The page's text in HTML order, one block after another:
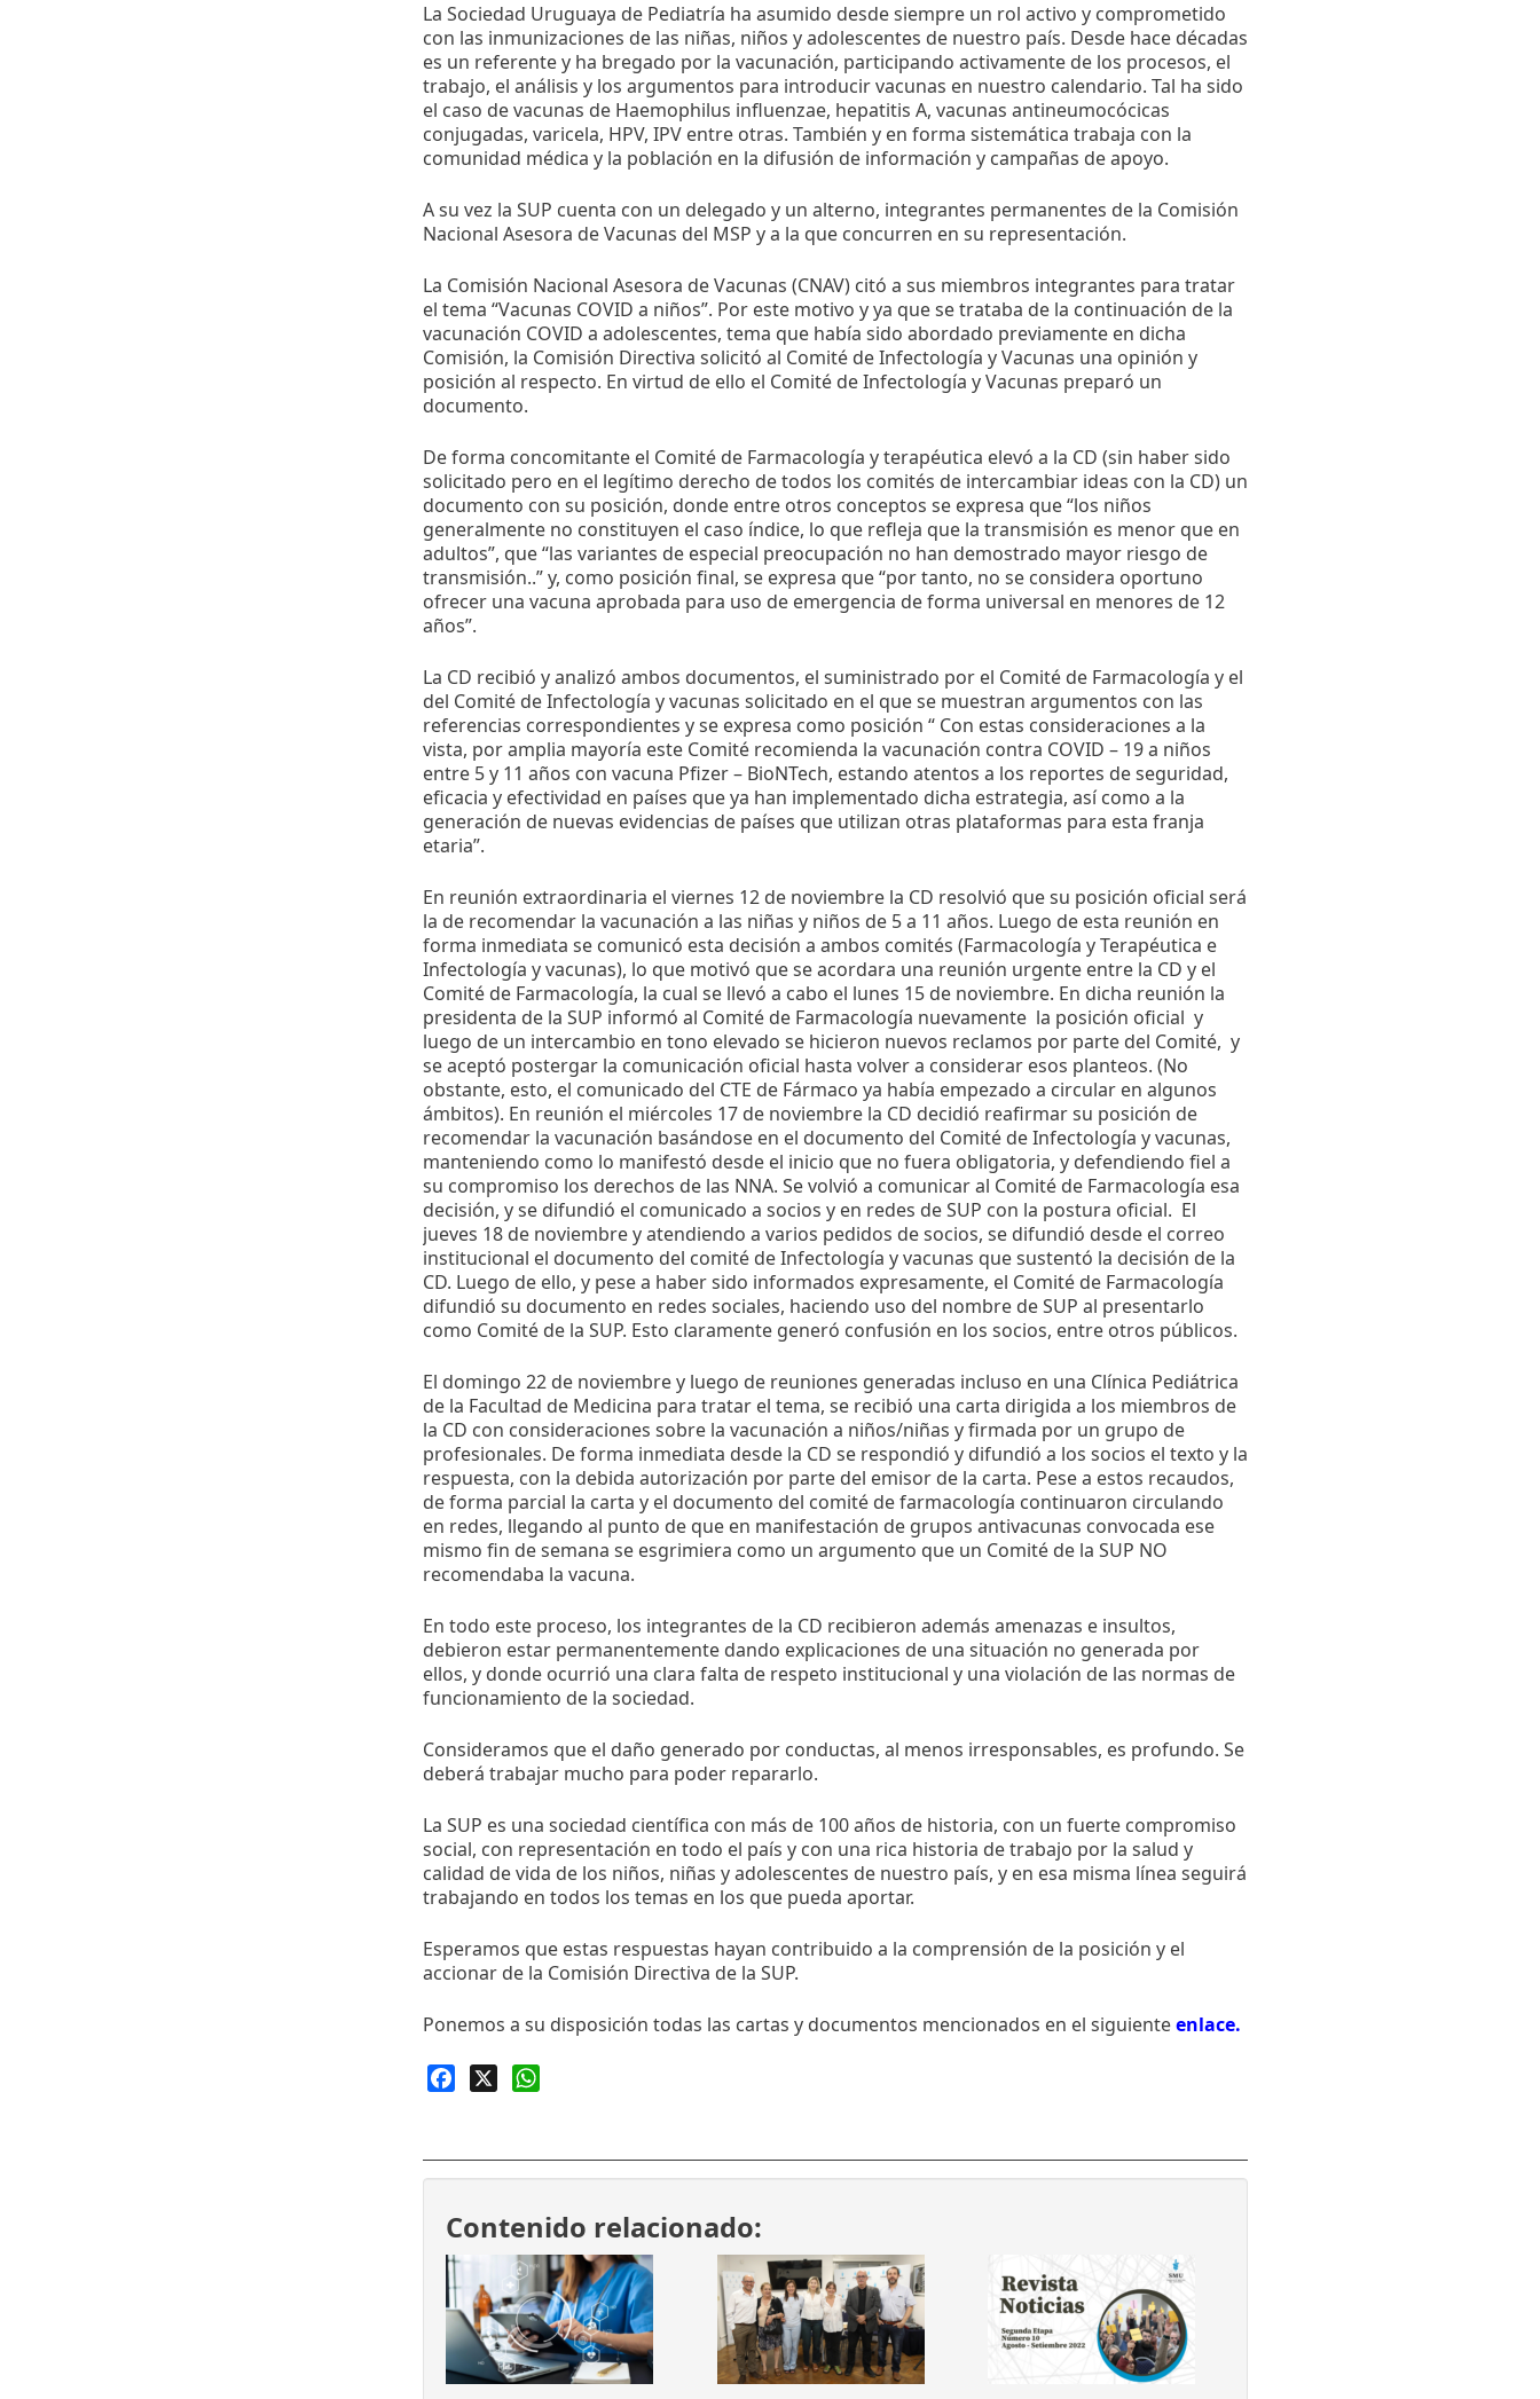
La Sociedad Uruguaya de Pediatría ha asumido desde siempre un rol activo y comprometido
con las inmunizaciones de las niñas, niños y adolescentes de nuestro país. Desde hace décadas
es un referente y ha bregado por la vacunación, participando activamente de los procesos, el
trabajo, el análisis y los argumentos para introducir vacunas en nuestro calendario. Tal ha sido
el caso de vacunas de Haemophilus influenzae, hepatitis A, vacunas antineumocócicas
conjugadas, varicela, HPV, IPV entre otras. También y en forma sistemática trabaja con la
comunidad médica y la población en la difusión de información y campañas de apoyo.
A su vez la SUP cuenta con un delegado y un alterno, integrantes permanentes de la Comisión
Nacional Asesora de Vacunas del MSP y a la que concurren en su representación.
La Comisión Nacional Asesora de Vacunas (CNAV) citó a sus miembros integrantes para tratar
el tema “Vacunas COVID a niños”. Por este motivo y ya que se trataba de la continuación de la
vacunación COVID a adolescentes, tema que había sido abordado previamente en dicha
Comisión, la Comisión Directiva solicitó al Comité de Infectología y Vacunas una opinión y
posición al respecto. En virtud de ello el Comité de Infectología y Vacunas preparó un
documento.
De forma concomitante el Comité de Farmacología y terapéutica elevó a la CD (sin haber sido
solicitado pero en el legítimo derecho de todos los comités de intercambiar ideas con la CD) un
documento con su posición, donde entre otros conceptos se expresa que “los niños
generalmente no constituyen el caso índice, lo que refleja que la transmisión es menor que en
adultos”, que “las variantes de especial preocupación no han demostrado mayor riesgo de
transmisión..” y, como posición final, se expresa que “por tanto, no se considera oportuno
ofrecer una vacuna aprobada para uso de emergencia de forma universal en menores de 12
años”.
La CD recibió y analizó ambos documentos, el suministrado por el Comité de Farmacología y el
del Comité de Infectología y vacunas solicitado en el que se muestran argumentos con las
referencias correspondientes y se expresa como posición “ Con estas consideraciones a la
vista, por amplia mayoría este Comité recomienda la vacunación contra COVID – 19 a niños
entre 5 y 11 años con vacuna Pfizer – BioNTech, estando atentos a los reportes de seguridad,
eficacia y efectividad en países que ya han implementado dicha estrategia, así como a la
generación de nuevas evidencias de países que utilizan otras plataformas para esta franja
etaria”.
En reunión extraordinaria el viernes 12 de noviembre la CD resolvió que su posición oficial será
la de recomendar la vacunación a las niñas y niños de 5 a 11 años. Luego de esta reunión en
forma inmediata se comunicó esta decisión a ambos comités (Farmacología y Terapéutica e
Infectología y vacunas), lo que motivó que se acordara una reunión urgente entre la CD y el
Comité de Farmacología, la cual se llevó a cabo el lunes 15 de noviembre. En dicha reunión la
presidenta de la SUP informó al Comité de Farmacología nuevamente la posición oficial y
luego de un intercambio en tono elevado se hicieron nuevos reclamos por parte del Comité, y
se aceptó postergar la comunicación oficial hasta volver a considerar esos planteos. (No
obstante, esto, el comunicado del CTE de Fármaco ya había empezado a circular en algunos
ámbitos). En reunión el miércoles 17 de noviembre la CD decidió reafirmar su posición de
recomendar la vacunación basándose en el documento del Comité de Infectología y vacunas,
manteniendo como lo manifestó desde el inicio que no fuera obligatoria, y defendiendo fiel a
su compromiso los derechos de las NNA. Se volvió a comunicar al Comité de Farmacología esa
decisión, y se difundió el comunicado a socios y en redes de SUP con la postura oficial. El
jueves 18 de noviembre y atendiendo a varios pedidos de socios, se difundió desde el correo
institucional el documento del comité de Infectología y vacunas que sustentó la decisión de la
CD. Luego de ello, y pese a haber sido informados expresamente, el Comité de Farmacología
difundió su documento en redes sociales, haciendo uso del nombre de SUP al presentarlo
como Comité de la SUP. Esto claramente generó confusión en los socios, entre otros públicos.
El domingo 22 de noviembre y luego de reuniones generadas incluso en una Clínica Pediátrica
de la Facultad de Medicina para tratar el tema, se recibió una carta dirigida a los miembros de
la CD con consideraciones sobre la vacunación a niños/niñas y firmada por un grupo de
profesionales. De forma inmediata desde la CD se respondió y difundió a los socios el texto y la
respuesta, con la debida autorización por parte del emisor de la carta. Pese a estos recaudos,
de forma parcial la carta y el documento del comité de farmacología continuaron circulando
en redes, llegando al punto de que en manifestación de grupos antivacunas convocada ese
mismo fin de semana se esgrimiera como un argumento que un Comité de la SUP NO
recomendaba la vacuna.
En todo este proceso, los integrantes de la CD recibieron además amenazas e insultos,
debieron estar permanentemente dando explicaciones de una situación no generada por
ellos, y donde ocurrió una clara falta de respeto institucional y una violación de las normas de
funcionamiento de la sociedad.
Consideramos que el daño generado por conductas, al menos irresponsables, es profundo. Se
deberá trabajar mucho para poder repararlo.
La SUP es una sociedad científica con más de 100 años de historia, con un fuerte compromiso
social, con representación en todo el país y con una rica historia de trabajo por la salud y
calidad de vida de los niños, niñas y adolescentes de nuestro país, y en esa misma línea seguirá
trabajando en todos los temas en los que pueda aportar.
Esperamos que estas respuestas hayan contribuido a la comprensión de la posición y el
accionar de la Comisión Directiva de la SUP.
Ponemos a su disposición todas las cartas y documentos mencionados en el siguienteenlace.
Facebook
Contenido relacionado: